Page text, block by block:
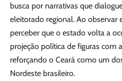
busca por narrativas que
eleitorado regional. Ao observar
perceber que o estado volta a
projeção política de figuras com
reforçando o Ceará como um
Nordeste brasileiro.